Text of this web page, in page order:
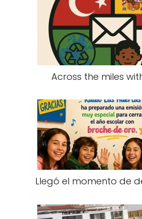
Across the miles
Llegó el momento de